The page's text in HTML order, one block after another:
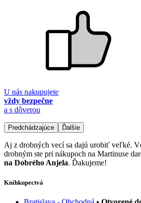
U nás nakupujete
vždy bezpečne
a s dôverou
Predchádzajúce Ďalšie
Aj z drobných vecí sa dajú urobiť veľké.
drobným ste pri nákupoch na Martinuse
na Dobrého Anjela. Ďakujeme!
Kníhkupectvá